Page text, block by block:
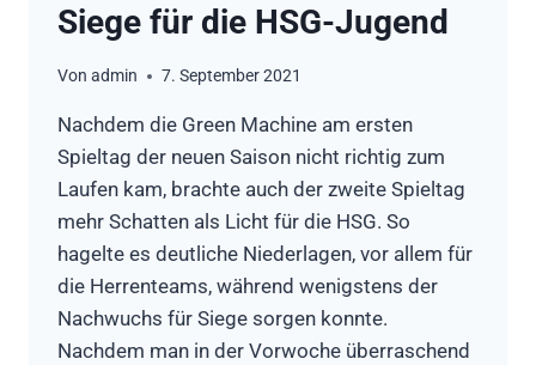
Siege für die HSG-Jugend
Von admin 7. September 2021
Nachdem die Green Machine am ersten
Spieltag der neuen Saison nicht richtig zum
Laufen kam, brachte auch der zweite Spieltag
mehr Schatten als Licht für die HSG. So
hagelte es deutliche Niederlagen, vor allem für
die Herrenteams, während wenigstens der
Nachwuchs für Siege sorgen konnte.
Nachdem man in der Vorwoche überraschend